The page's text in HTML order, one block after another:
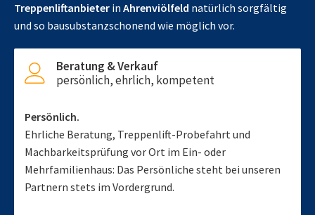
Treppenliftanbieter in Ahrenviölfeld natürlich sorgfältig
und so bausubstanzschonend wie möglich vor.
Beratung & Verkauf
persönlich, ehrlich, kompetent
Persönlich.
Ehrliche Beratung, Treppenlift-Probefahrt und
Machbarkeitsprüfung vor Ort im Ein- oder
Mehrfamilienhaus: Das Persönliche steht bei unseren
Partnern stets im Vordergrund.